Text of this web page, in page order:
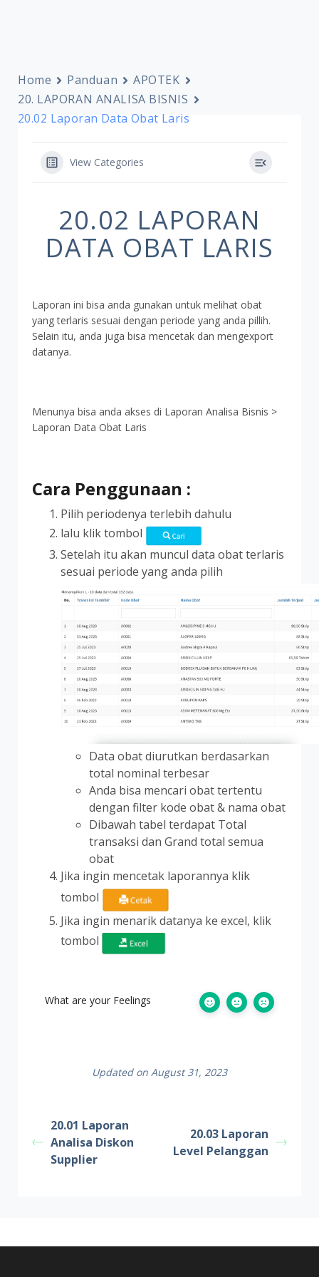
Home Panduan
APOTEK
20. LAPORAN ANALISA BISNIS
20.02 Laporan Data Obat Laris
View Categories
20.02 LAPORAN
DATA OBAT LARIS
Laporan ini bisa anda gunakan untuk melihat obat
yang terlaris sesuai dengan periode yang anda pillih.
Selain itu, anda juga bisa mencetak dan mengexport
datanya.
Menunya bisa anda akses di Laporan Analisa Bisnis >
Laporan Data Obat Laris
Cara Penggunaan :
Pilih periodenya terlebih dahulu
lalu klik tombol
Setelah itu akan muncul data obat terlaris
sesuai periode yang anda pilih
Data obat diurutkan berdasarkan
total nominal terbesar
Anda bisa mencari obat tertentu
dengan filter kode obat & nama obat
Dibawah tabel terdapat Total
transaksi dan Grand total semua
obat
Jika ingin mencetak laporannya klik
tombol
Jika ingin menarik datanya ke excel, klik
tombol
What are your Feelings
Updated on August 31, 2023
20.01 Laporan
Analisa Diskon
Supplier
20.03 Laporan
Level Pelanggan